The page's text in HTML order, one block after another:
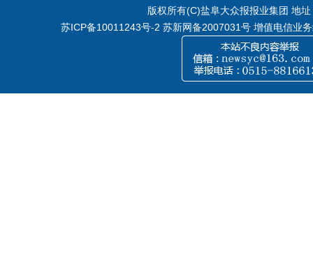
版权所有(C)盐阜大众报报业集团 地
苏ICP备10011243号-2 苏新网备2007031号 增值电信业